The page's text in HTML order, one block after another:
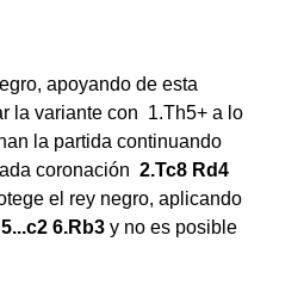
apoyando de esta
la variante con 1.Th5+ a lo
la partida continuando
coronación 2.Tc8 Rd4
el rey negro, aplicando
5...c2 6.Rb3 y no es posible